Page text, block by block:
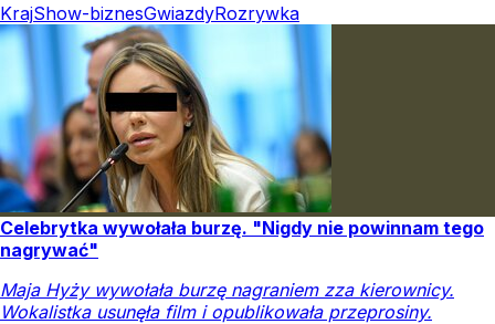
KrajShow-biznesGwiazdyRozrywka
Celebrytka wywołała burzę. "Nigdy nie powinnam tego
nagrywać"
Maja Hyży wywołała burzę nagraniem zza kierownicy.
Wokalistka usunęła film i opublikowała przeprosiny.